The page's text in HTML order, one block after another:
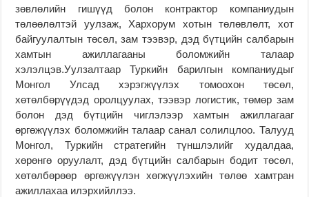
зөвлөлийн гишүүд болон контрактор компаниудын
төлөөлөлтэй уулзаж, Хархорум хотын төлөвлөлт, хот
байгуулалтын төсөл, зам тээвэр, дэд бүтцийн салбарын
хамтын ажиллагааны боломжийн талаар
хэлэлцэв.Уулзалтаар Туркийн барилгын компаниудыг
Монгол Улсад хэрэгжүүлэх томоохон төсөл,
хөтөлбөрүүдэд оролцуулах, тээвэр логистик, төмөр зам
болон дэд бүтцийн чиглэлээр хамтын ажиллагааг
өргөжүүлэх боломжийн талаар санал солилцлоо. Талууд
Монгол, Туркийн стратегийн түншлэлийг худалдаа,
хөрөнгө оруулалт, дэд бүтцийн салбарын бодит төсөл,
хөтөлбөрөөр өргөжүүлэн хөгжүүлэхийн төлөө хамтран
ажиллахаа илэрхийллээ.